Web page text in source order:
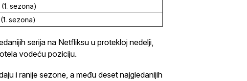
sezona)
sezona)
serija na Netfliksu u protekloj nedelji,
vodeću poziciju.
i ranije sezone, a među deset najgledanijih